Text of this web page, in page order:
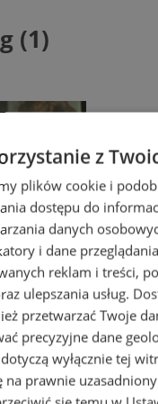
(1)
z
plików cookie i
dostępu do
danych
i dane
reklam i treści,
ulepszania usług.
przetwarzać Twoje
precyzyjne dane
wyłącznie tej
na prawnie